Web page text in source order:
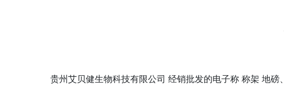
贵州艾贝健生物科技有限公司 经销批发的电子称 称架 地磅、